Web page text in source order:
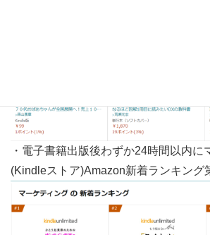
・電子書籍出版後わずか24時間以内に
(Kindleストア)Amazon新着ランキング